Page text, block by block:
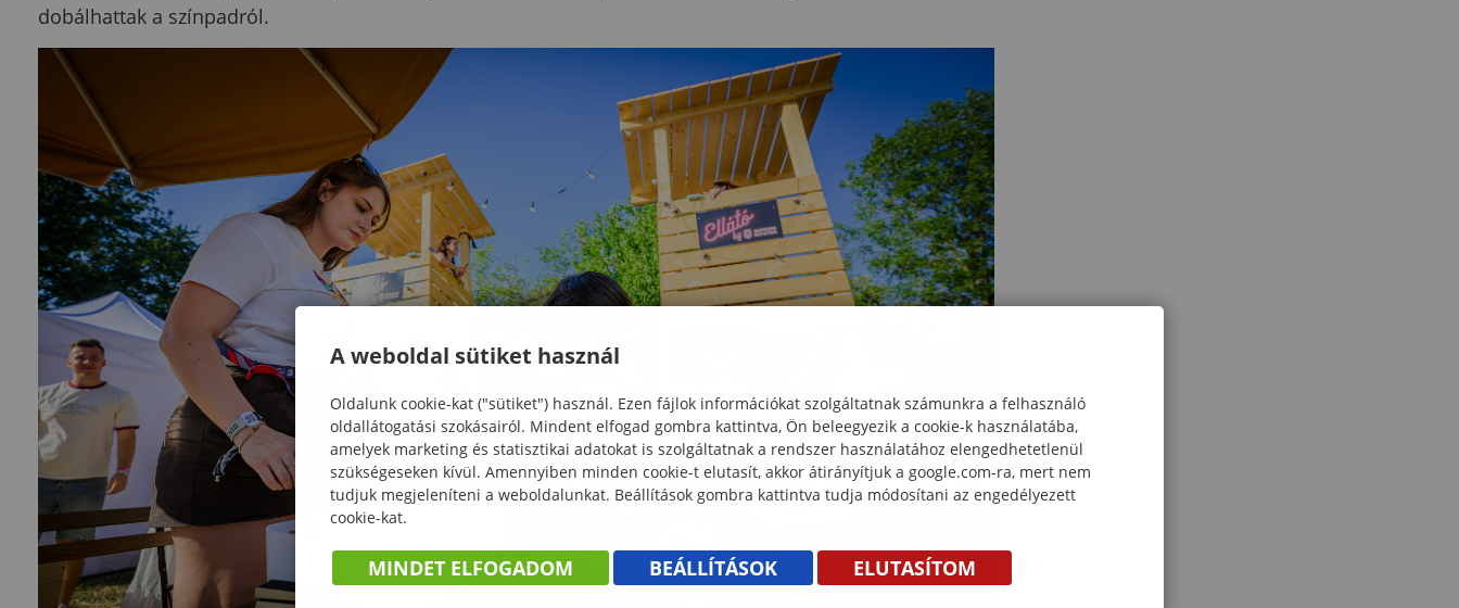
dobálhattak a színpadról.
A weboldal sütiket használ
Oldalunk cookie-kat ("sütiket") használ. Ezen fájlok információkat szolgáltatnak számunkra a felhasználó
oldallátogatási szokásairól. Mindent elfogad gombra kattintva, Ön beleegyezik a cookie-k használatába,
amelyek marketing és statisztikai adatokat is szolgáltatnak a rendszer használatához elengedhetetlenül
szükségeseken kívül. Amennyiben minden cookie-t elutasít, akkor átirányítjuk a google.com-ra, mert nem
tudjuk megjeleníteni a weboldalunkat. Beállítások gombra kattintva tudja módosítani az engedélyezett
cookie-kat.
MINDET ELFOGADOM BEÁLLÍTÁSOK ELUTASÍTOM